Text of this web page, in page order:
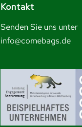
Kontakt
Senden Sie uns unter
info@comebags.de